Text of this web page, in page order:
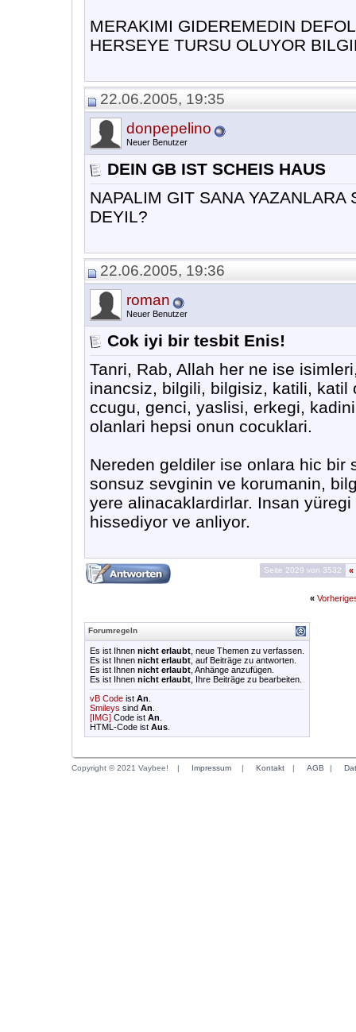
MERAKIMI GIDEREMEDIN
HERSEYE TURSU OLUYOR
22.06.2005, 19:35
donpepelino
Neuer Benutzer
DEIN GB IST SCHEIS HAUS
NAPALIM GIT SANA
DEYIL?
22.06.2005, 19:36
roman
Neuer Benutzer
Cok iyi bir tesbit Enis!
Tanri, Rab, Allah her ne ise
inancsiz, bilgili, bilgisiz, katili,
ccugu, genci, yaslisi, erkegi,
olanlari hepsi onun cocuklari.
Nereden geldiler ise onlara hic bir
sonsuz sevginin ve korumanin,
yere alinacaklardirlar. Insan
hissediyor ve anliyor.
Seite 2029 von 3532 «
«
Forumregeln
Es ist Ihnen nicht erlaubt , neue Themen zu verfassen.
Es ist Ihnen nicht erlaubt , auf Beiträge zu antworten.
Es ist Ihnen nicht erlaubt , Anhänge anzufügen.
Es ist Ihnen nicht erlaubt , Ihre Beiträge zu bearbeiten.
vB Code ist An
Smileys sind An
[IMG] Code ist An
HTML-Code ist Aus
Copyright © 2021 Vaybee! | Impressum | Kontakt | AGB |